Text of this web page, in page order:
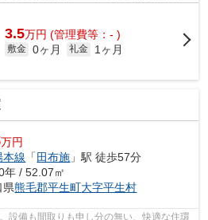
件情報...
3.5万円 (管理費等：- )
敷金 0ヶ月 礼金 1ヶ月
万円
本線 「 田布施 」駅 徒歩57分
年 / 52.07㎡
県熊毛郡平生町大字平生村
設備も間取りも申し分の無い、快適な住環